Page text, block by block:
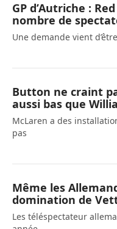
GP d’Autriche :
nombre de
Une demande vient
Button ne craint
aussi bas que
McLaren a des
pas
Même les
domination de
Les téléspectateur